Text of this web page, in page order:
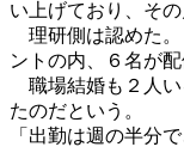
い上げており、そ
理研側は認めた。
ントの内、６名が配
職場結婚も２人い
たのだという。
「出勤は週の半分